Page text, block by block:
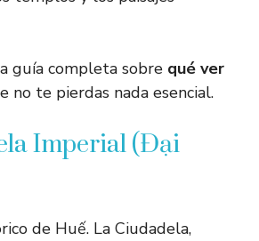
guía completa sobre qué ver
no te pierdas nada esencial.
Imperial (Đại
de Huế. La Ciudadela,